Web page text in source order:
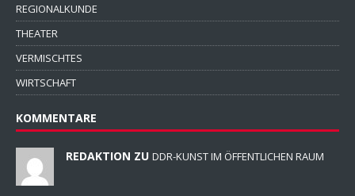
REGIONALKUNDE
THEATER
VERMISCHTES
WIRTSCHAFT
KOMMENTARE
REDAKTION ZU DDR-KUNST IM ÖFFENTLICHEN RAUM